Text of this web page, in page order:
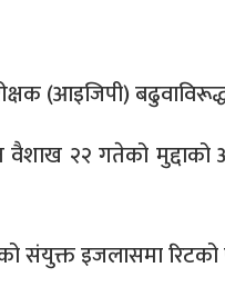
(आइजिपी)
२२ गतेको
संयुक्त इजलासमा